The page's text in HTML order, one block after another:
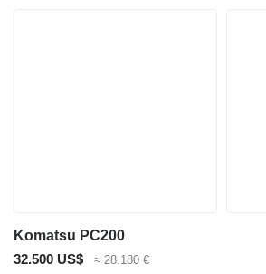
Komatsu PC200
32.500 US$
≈ 28.180 €